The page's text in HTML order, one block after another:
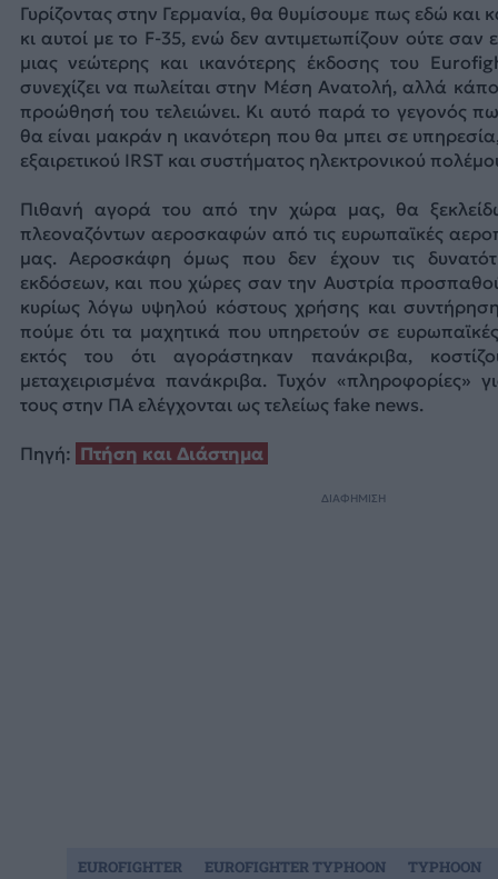
Γυρίζοντας στην Γερμανία, θα θυμίσουμε πως εδώ και
κι αυτοί με το F-35, ενώ δεν αντιμετωπίζουν ούτε
μιας νεώτερης και ικανότερης έκδοσης του
συνεχίζει να πωλείται στην Μέση Ανατολή, αλλά
προώθησή του τελειώνει. Κι αυτό παρά το γεγονός
θα είναι μακράν η ικανότερη που θα μπει σε
εξαιρετικού IRST και συστήματος ηλεκτρονικού
Πιθανή αγορά του από την χώρα μας, θα
πλεοναζόντων αεροσκαφών από τις ευρωπαϊκές
μας. Αεροσκάφη όμως που δεν έχουν τις
εκδόσεων, και που χώρες σαν την Αυστρία
κυρίως λόγω υψηλού κόστους χρήσης και
πούμε ότι τα μαχητικά που υπηρετούν σε
εκτός του ότι αγοράστηκαν πανάκριβα,
μεταχειρισμένα πανάκριβα. Τυχόν «πληροφορίες»
τους στην ΠΑ ελέγχονται ως τελείως fake news.
Πηγή: Πτήση και Διάστημα
ΔΙΑΦΗΜΙΣΗ
EUROFIGHTER EUROFIGHTER TYPHOON TYPHOON